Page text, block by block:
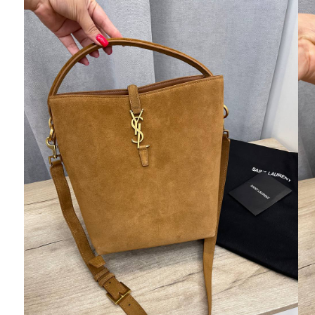
Ювелирные украшения
Кольца
Колье
Браслеты
Серьги
Броши